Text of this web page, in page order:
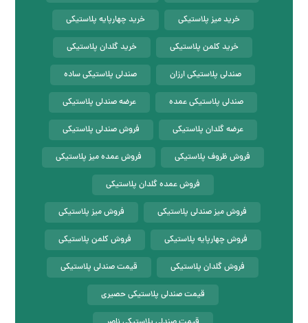
خرید میز پلاستیکی خرید چهارپایه پلاستیکی
خرید کلمن پلاستیکی خرید گلدان پلاستیکی
صندلی پلاستیکی ارزان صندلی پلاستیکی ساده
صندلی پلاستیکی عمده عرضه صندلی پلاستیکی
عرضه گلدان پلاستیکی فروش صندلی پلاستیکی
فروش ظروف پلاستیکی فروش عمده میز پلاستیکی
فروش عمده گلدان پلاستیکی
فروش میز صندلی پلاستیکی فروش میز پلاستیکی
فروش چهارپایه پلاستیکی فروش کلمن پلاستیکی
فروش گلدان پلاستیکی قیمت صندلی پلاستیکی
قیمت صندلی پلاستیکی حصیری